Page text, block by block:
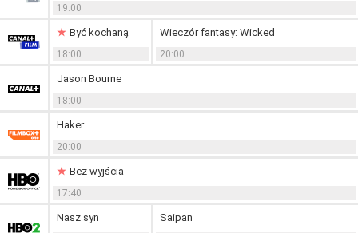
19:00
Być kochaną
18:00
Wieczór fantasy: Wicked
20:00
Jason Bourne
18:00
Haker
20:00
Bez wyjścia
17:40
Nasz syn Saipan